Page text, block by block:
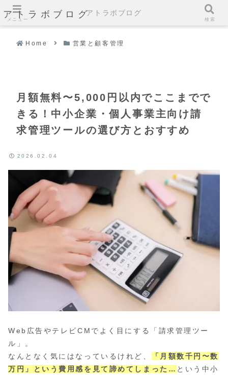
アトラボブログ
Home 営業と顧客管理
月額無料〜5,000円以内でここまでで
きる！中小企業・個人事業主向け請
求管理ツールの選び方とおすすめ
2026.02.04
Web広告やテレビCMでよく目にする「請求管理ツー
ル」。
なんとなく気にはなっているけれど、
「月額数千円〜数
万円」という費用感を見て諦めてしまった… という中小
メニュー
アトラボブログ
検索